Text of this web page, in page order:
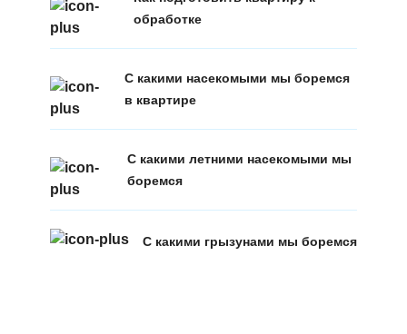
обработке
С какими насекомыми мы боремся
в квартире
С какими летними насекомыми мы
боремся
С какими грызунами мы боремся